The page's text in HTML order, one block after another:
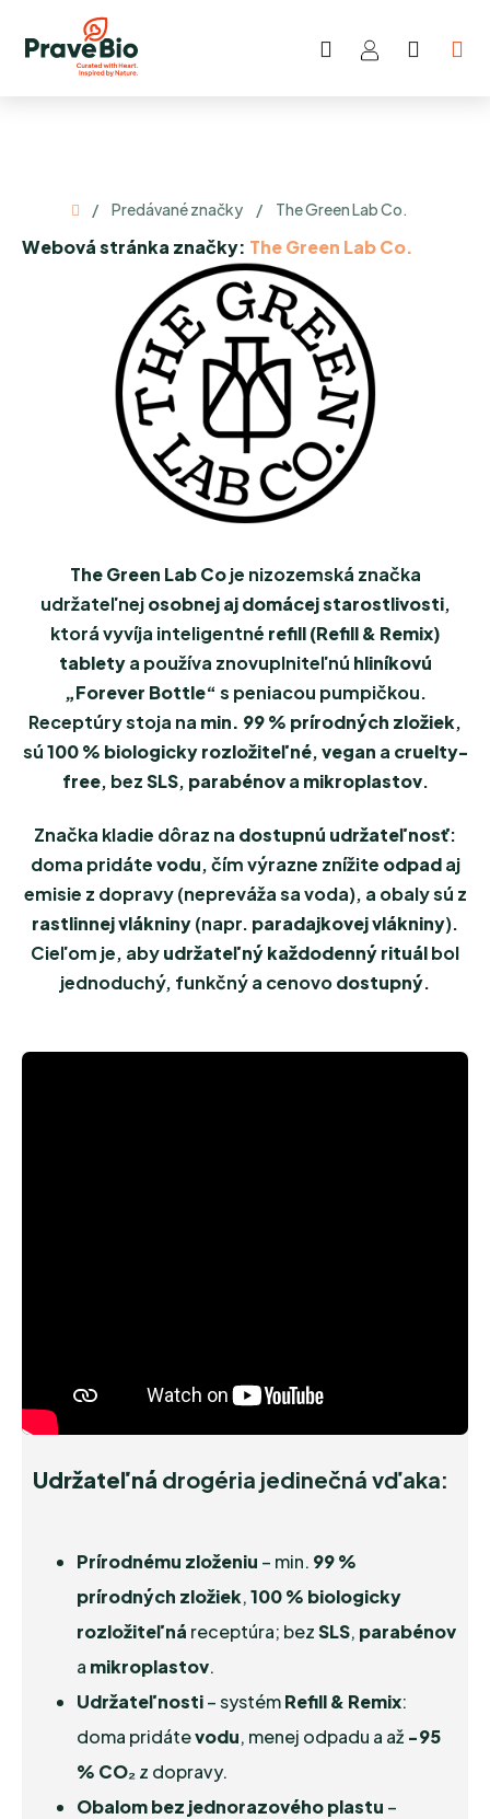
obsah
Hľadať
Domov
/ Predávané značky / The Green Lab Co.
Webová stránka značky: The Green Lab Co.
The Green Lab Coje nizozemská značka
udržateľnejosobnej aj domácej starostlivosti,
ktorá vyvíja inteligentné refill (Refill & Remix)
tabletya používa znovuplniteľnú hliníkovú
„Forever Bottle“ s peniacou pumpičkou.
Receptúry stoja na min. 99 % prírodných zložiek,
sú100 % biologicky rozložiteľné,vegan a cruelty-
free, bezSLS, parabénova mikroplastov.
Značka kladie dôraz na dostupnú udržateľnosť:
doma pridátevodu, čím výrazne znížite odpadaj
emisie z dopravy (nepreváža sa voda), a obaly sú z
rastlinnej vlákniny(napr. paradajkovej vlákniny).
Cieľom je, abyudržateľný každodenný rituálbol
jednoduchý, funkčný a cenovodostupný.
Udržateľná drogéria jedinečná vďaka:
Prírodnému zloženiu – min. 99 %
prírodných zložiek,100 % biologicky
rozložiteľná receptúra; bezSLS, parabénov
a mikroplastov.
Udržateľnosti– systémRefill & Remix:
doma pridátevodu, menej odpadu a až −95
% CO₂ z dopravy.
Obalom bez jednorazového plastu –